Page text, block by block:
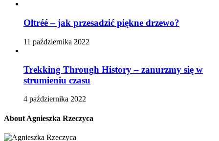
Oltréé – jak przesadzić piękne drzewo?
11 października 2022
Trekking Through History – zanurzmy się w
strumieniu czasu
4 października 2022
About Agnieszka Rzeczyca